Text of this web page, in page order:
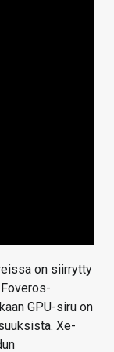
on siirrytty
GPU-siru on
Xe-